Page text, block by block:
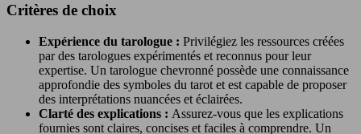
Critères de choix
Expérience du tarologue : Privilégiez les ressources créées
par des tarologues expérimentés et reconnus pour leur
expertise. Un tarologue chevronné possède une connaissance
approfondie des symboles du tarot et est capable de proposer
des interprétations nuancées et éclairées.
Clarté des explications : Assurez-vous que les explications
fournies sont claires, concises et faciles à comprendre. Un